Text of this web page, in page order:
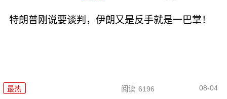
特朗普刚说要谈判，伊朗又是反手就是一巴掌！
最热 阅读 6196 08-04